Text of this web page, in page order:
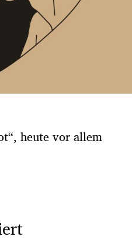
heute vor allem